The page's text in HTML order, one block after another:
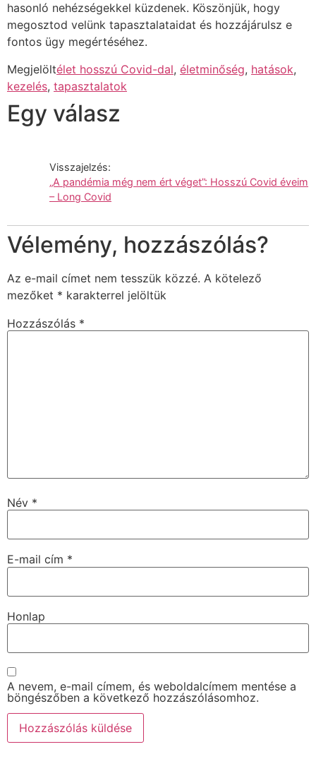
hasonló nehézségekkel küzdenek. Köszönjük, hogy
megosztod velünk tapasztalataidat és hozzájárulsz e
fontos ügy megértéséhez.
Megjelöltélet hosszú Covid-dal, életminőség, hatások,
kezelés, tapasztalatok
Egy válasz
Visszajelzés:
„A pandémia még nem ért véget”: Hosszú Covid éveim
– Long Covid
Vélemény, hozzászólás?
Az e-mail címet nem tesszük közzé. A kötelező
mezőket * karakterrel jelöltük
Hozzászólás *
Név *
E-mail cím *
Honlap
A nevem, e-mail címem, és weboldalcímem mentése a
böngészőben a következő hozzászólásomhoz.